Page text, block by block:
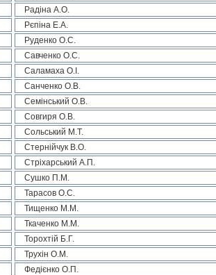
Радіна А.О.
Рєпіна Е.А.
Руденко О.С.
Савченко О.С.
Саламаха О.І.
Санченко О.В.
Семінський О.В.
Совгиря О.В.
Сольський М.Т.
Стернійчук В.О.
Стріхарський А.П.
Сушко П.М.
Тарасов О.С.
Тищенко М.М.
Ткаченко М.М.
Торохтій Б.Г.
Трухін О.М.
Федієнко О.П.